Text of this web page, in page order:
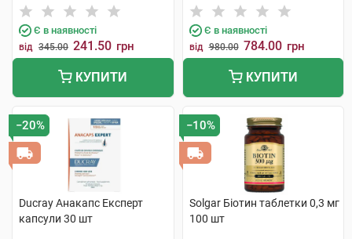
Є в наявності
від 345.00 241.50 грн
КУПИТИ
Є в наявності
від 980.00 784.00 грн
КУПИТИ
−20%
Ducray Анакапс Експерт
капсули 30 шт
−10%
Solgar Біотин таблетки 0,3 мг
100 шт